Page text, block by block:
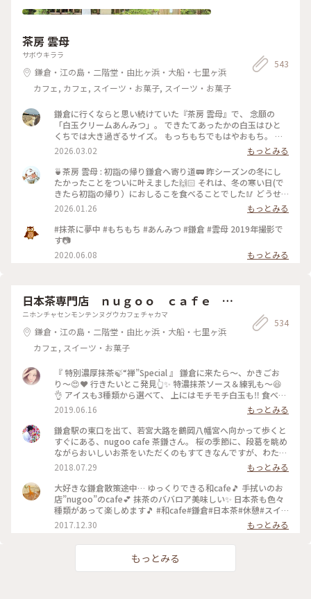
茶房 雲母
サボウキララ
鎌倉・江の島・二階堂・由比ヶ浜・大船・七里ヶ浜
カフェ, カフェ, スイーツ・お菓子, スイーツ・お菓子
543
鎌倉に行くならと思い続けていた『茶房 雲母』で、 念願の
「白玉クリームあんみつ」。 できたてあったかの白玉はひと
くちでは大き過ぎるサイズ。 もっちもちでもはやおもち。 白
玉の下には寒天、みつ豆も入ってます。 もう鎌倉に来た目的を
果たした満足感でいっぱいです。 🐾 鎌倉駅西口から歩いて10
分弱。 #神奈川#鎌倉#茶房雲母#おもちずき#あんみつ#白玉
#Ayuのおやつ#はじめての鎌倉
2026.03.02
もっとみる
🍵茶房 雲母 : 初詣の帰り鎌倉へ寄り道🚃 昨シーズンの冬にし
たかったことをついに叶えました🙌🏻 それは、冬の寒い日(で
きたら初詣の帰り）におしるこを食べることでした🥢 どうせ
なら美味しそうなお店で食べたいと思って調べて行ったのが鎌
倉にある茶房 雲母さんです✨ : 頼んだのはこしあんの白玉のお
しるこです♨️ お餅のおしるこもありましたが、白玉が有名な
お店ということでこちらを選びました！ 白玉は出来たてで、
つるっとあったかもちもちでした🤍 ひと玉が大きくて幸せ☺️
寒かったので心も体もあったかくなりました♨️ : 本当は白玉の
て、ことりっぷの素敵ユーザーさんたちのご投稿もクリームあ
んみつが大人気みたいですね！ 私も一瞬クリームあんみつが
頭の中をよぎったのですが、ここは初志貫徹ということでおし
るこをいただきました😋 クリームあんみつとっても美味しそ
うなので、ぜひまたおじゃましたいと思います😊 : ちょうど良
い時に入れたようで、私たちの次の方から待ち、食べ終わって
悟かな？ 初詣に富士山、おしるこ…✨ こんなに満喫してまだ
10時半くらいでした！ 早起きは三文の徳ですね😆 :
📷:2026.1.3 Sat. : #開運旅 #初詣 #カフェ #カフェ巡り #スイー
ツ #和スイーツ #白玉 #おしるこ #つるっと #あったか #もちも
ち #念願のおしるこ #美味 #食べログ百名店 #食べログ百名店
巡り #鎌倉 #神奈川 #milkのミルキーな毎日
2026.01.26
もっとみる
#抹茶に夢中 #もちもち #あんみつ #鎌倉 #雲母 2019年撮影で
す📷
2020.06.08
もっとみる
日本茶専門店 ｎｕｇｏｏ ｃａｆｅ 茶
鎌
ニホンチャセンモンテンヌグウカフェチャカマ
鎌倉・江の島・二階堂・由比ヶ浜・大船・七里ヶ浜
カフェ, スイーツ・お菓子
534
『 特別濃厚抹茶🍃“禅”Special 』 鎌倉に来たら〜、かきごお
り〜😍❤️ 行きたいとこ発見👆✨ 特濃抹茶ソース＆練乳も〜😆
👌 アイスも3種類から選べて、 上にはモチモチ白玉も‼️ 食べて
くと〜、、 下には小豆が出てきましたぁー‼️🤩‼️ 今日も〜、満
足❤️満足(*´︶`*)❤︎ #初夏の彩り #ひとり旅#おひとりさま#鎌
倉#かきごおり#氷活#雨#抹茶#濃厚#おいしい#風情#新緑#夏
旅2019
2019.06.16
もっとみる
鎌倉駅の東口を出て、若宮大路を鶴岡八幡宮へ向かって歩くと
すぐにある、nugoo cafe 茶鎌さん。 桜の季節に、段葛を眺め
ながらおいしいお茶をいただくのもすてきなんですが、わたし
のおすすめはこちら。 真夏のかき氷……♡ とくに、季節限定
の夏みかん氷が絶品です。 ふわふわの氷に、濃厚な夏みかんシ
ロップ。甘ずっぱい夏みかんにヨーグルトミルクがよく合いま
す。 夏の日差しに疲れたら、こちらでひとやすみ……ひと涼み
いかがですか？ #夏色さがし
2018.07.29
もっとみる
大好きな鎌倉散策途中… ゆっくりできる和cafe🎵 手拭いのお
店”nugoo”のcafe💕 抹茶のババロア美味しい✨ 日本茶も色々
種類があって楽しめます🎵 #和cafe#鎌倉#日本茶#休憩#スイ
ーツ
2017.12.30 もっとみる
もっとみる